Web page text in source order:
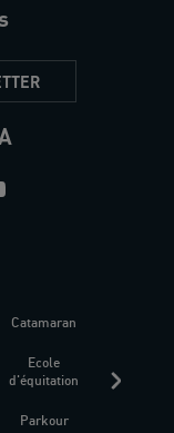
Catamaran
Ecole
d'équitation
Parkour